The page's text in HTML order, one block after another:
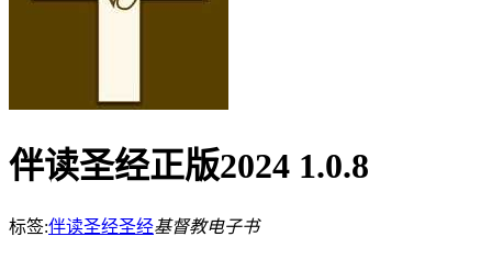
伴读圣经正版2024 1.0.8
标签:伴读圣经圣经基督教电子书